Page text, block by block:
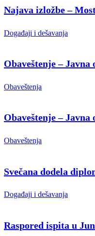
Najava izložbe –
Događaji i dešavanja
Obaveštenje –
Obaveštenja
Obaveštenje –
Obaveštenja
Svečana dodela
Događaji i dešavanja
Raspored ispita u